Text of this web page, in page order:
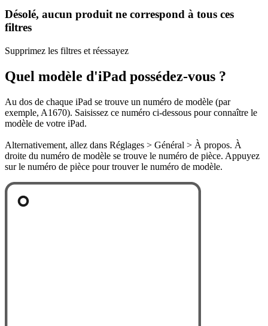
Désolé, aucun produit ne correspond à tous ces
filtres
Supprimez les filtres et réessayez
Quel modèle d'iPad possédez-vous ?
Au dos de chaque iPad se trouve un numéro de modèle (par
exemple, A1670). Saisissez ce numéro ci-dessous pour connaître le
modèle de votre iPad.
Alternativement, allez dans Réglages > Général > À propos. À
droite du numéro de modèle se trouve le numéro de pièce. Appuyez
sur le numéro de pièce pour trouver le numéro de modèle.